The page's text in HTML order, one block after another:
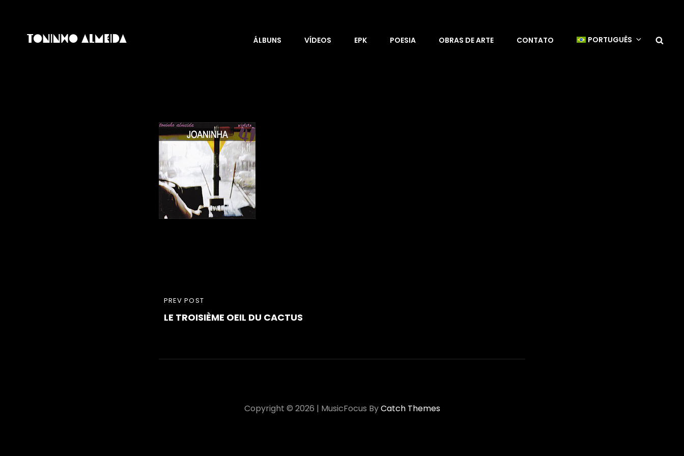
ÁLBUNS VÍDEOS EPK POESIA OBRAS DE ARTE CONTATO PORTUGUÊS
Navegação
de
PREVIOUS
POST
PREV POST
LE TROISIÈME OEIL DU CACTUS
Copyright © 2026 | MusicFocus ByCatch Themes